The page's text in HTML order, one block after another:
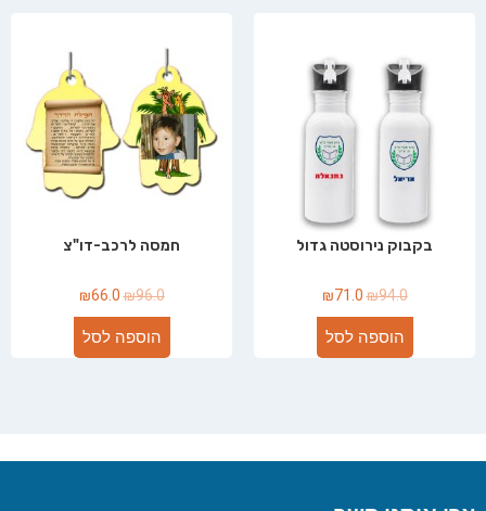
בקבוק נירוסטה גדול
₪94.0
₪71.0
הוספה לסל
חמסה לרכב-דו"צ
₪96.0
₪66.0
הוספה לסל